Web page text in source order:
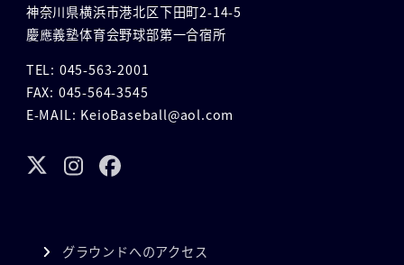
神奈川県横浜市港北区下田町2-14-5
慶應義塾体育会野球部第一合宿所
TEL: 045-563-2001
FAX: 045-564-3545
E-MAIL: KeioBaseball@aol.com
グラウンドへのアクセス